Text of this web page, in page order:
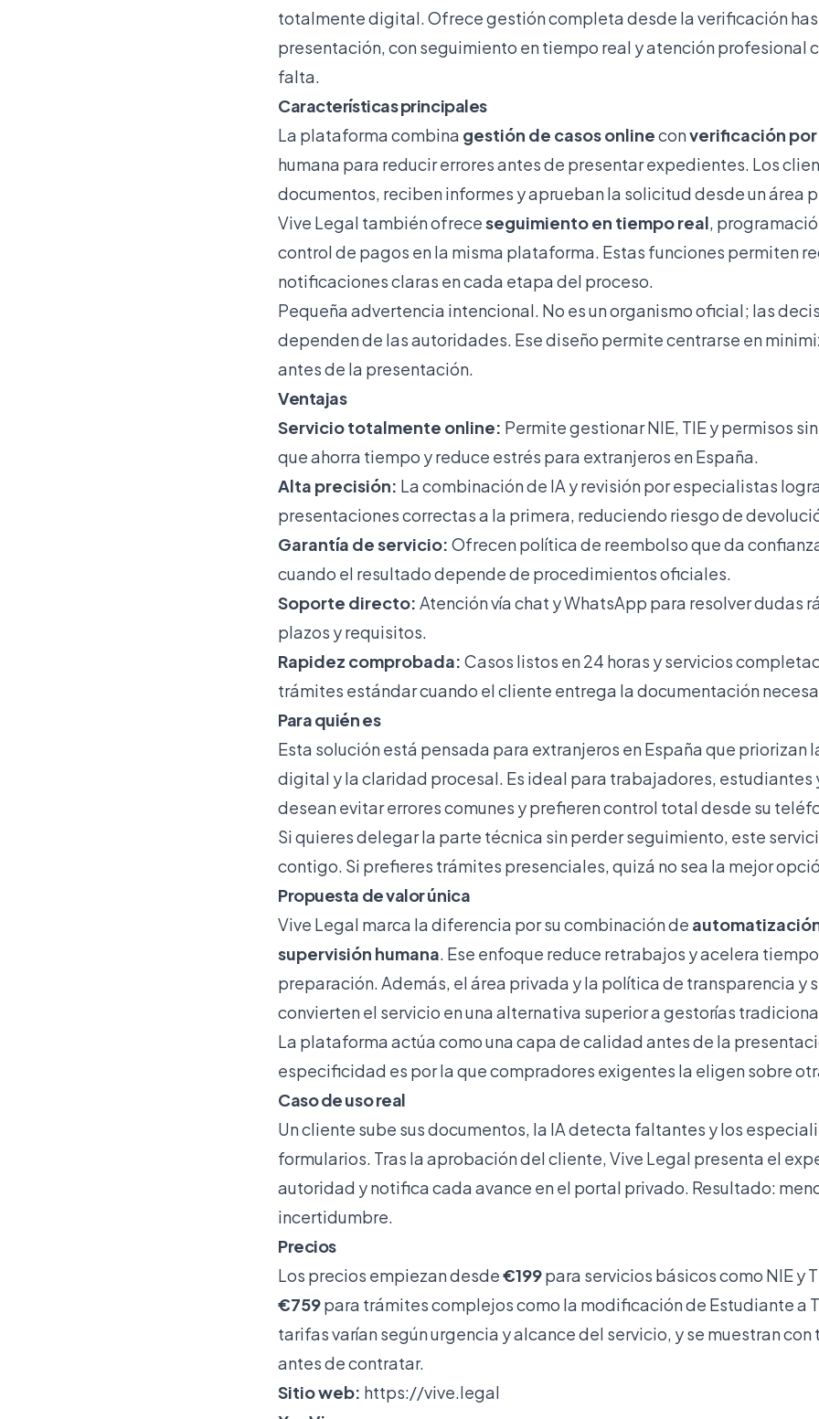
totalmente digital. Ofrece gestión completa desde la verificación
presentación, con seguimiento en tiempo real y atención profesional
falta.
Características principales
La plataforma combina gestión de casos onlineconverificación por
humana para reducir errores antes de presentar expedientes. Los
documentos, reciben informes y aprueban la solicitud desde un área
Vive Legal también ofreceseguimiento en tiempo real ,
control de pagos en la misma plataforma. Estas funciones permiten
notificaciones claras en cada etapa del proceso.
Pequeña advertencia intencional. No es un organismo oficial; las
dependen de las autoridades. Ese diseño permite centrarse en
antes de la presentación.
Ventajas
Servicio totalmente online: Permite gestionar NIE, TIE y permisos
que ahorra tiempo y reduce estrés para extranjeros en España.
Alta precisión: La combinación de IA y revisión por especialistas
presentaciones correctas a la primera, reduciendo riesgo de
Garantía de servicio: Ofrecen política de reembolso que da
cuando el resultado depende de procedimientos oficiales.
Soporte directo: Atención vía chat y WhatsApp para resolver dudas
plazos y requisitos.
Rapidez comprobada: Casos listos en 24 horas y servicios
trámites estándar cuando el cliente entrega la documentación
Para quién es
Esta solución está pensada para extranjeros en España que priorizan
digital y la claridad procesal. Es ideal para trabajadores, estudiantes
desean evitar errores comunes y prefieren control total desde su
Si quieres delegar la parte técnica sin perder seguimiento, este
contigo. Si prefieres trámites presenciales, quizá no sea la mejor
Propuesta de valor única
Vive Legal marca la diferencia por su combinación de
supervisión humana . Ese enfoque reduce retrabajos y acelera
preparación. Además, el área privada y la política de transparencia y
convierten el servicio en una alternativa superior a gestorías
La plataforma actúa como una capa de calidad antes de la
especificidad es por la que compradores exigentes la eligen sobre
Caso de uso real
Un cliente sube sus documentos, la IA detecta faltantes y los
formularios. Tras la aprobación del cliente, Vive Legal presenta el
autoridad y notifica cada avance en el portal privado. Resultado:
incertidumbre.
Precios
Los precios empiezan desde€199para servicios básicos como NIE y
€759para trámites complejos como la modificación de Estudiante a
tarifas varían según urgencia y alcance del servicio, y se muestran
antes de contratar.
Sitio web: https://vive.legal